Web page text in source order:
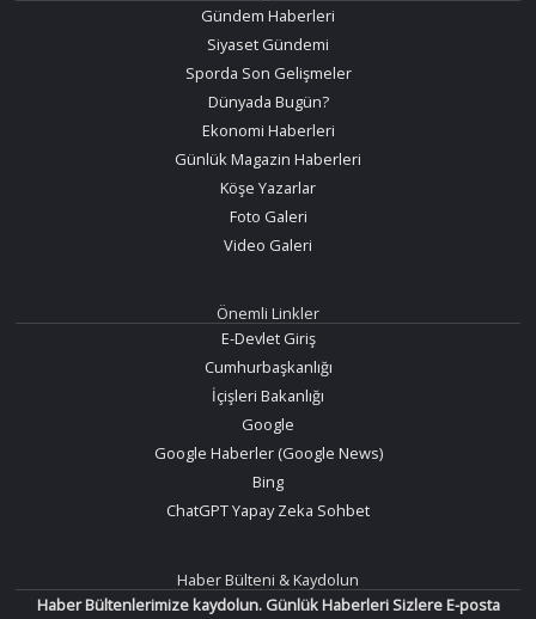
Gündem Haberleri
Siyaset Gündemi
Sporda Son Gelişmeler
Dünyada Bugün?
Ekonomi Haberleri
Günlük Magazin Haberleri
Köşe Yazarlar
Foto Galeri
Video Galeri
Önemli Linkler
E-Devlet Giriş
Cumhurbaşkanlığı
İçişleri Bakanlığı
Google
Google Haberler (Google News)
Bing
ChatGPT Yapay Zeka Sohbet
Haber Bülteni & Kaydolun
Haber Bültenlerimize kaydolun. Günlük Haberleri Sizlere E-posta